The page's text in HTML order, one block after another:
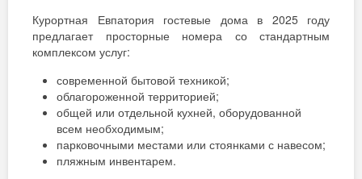
Курортная Евпатория гостевые дома в 2025 году
предлагает просторные номера со стандартным
комплексом услуг:
современной бытовой техникой;
облагороженной территорией;
общей или отдельной кухней, оборудованной
всем необходимым;
парковочными местами или стоянками с навесом;
пляжным инвентарем.